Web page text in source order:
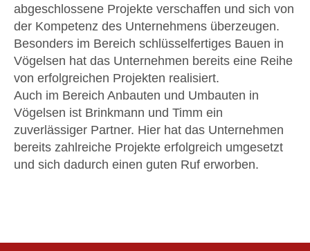
abgeschlossene Projekte verschaffen und sich von
der Kompetenz des Unternehmens überzeugen.
Besonders im Bereich schlüsselfertiges Bauen in
Vögelsen hat das Unternehmen bereits eine Reihe
von erfolgreichen Projekten realisiert.
Auch im Bereich Anbauten und Umbauten in
Vögelsen ist Brinkmann und Timm ein
zuverlässiger Partner. Hier hat das Unternehmen
bereits zahlreiche Projekte erfolgreich umgesetzt
und sich dadurch einen guten Ruf erworben.